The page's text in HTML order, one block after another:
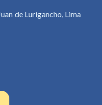
de Lurigancho, Lima